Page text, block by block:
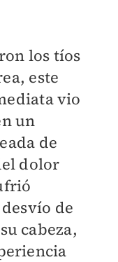
los tíos
este
vio
un
de
dolor
de
cabeza,